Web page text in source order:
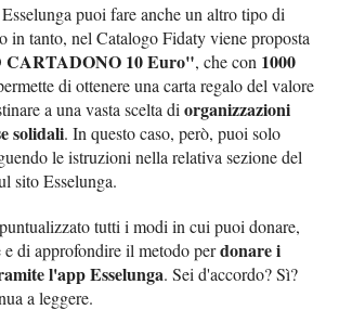
puoi fare anche un altro tipo di
in tanto, nel Catalogo Fidaty viene proposta
10 Euro", che con 1000
di ottenere una carta regalo del valore
a una vasta scelta diorganizzazioni
solidali. In questo caso, però, puoi solo
le istruzioni nella relativa sezione del
sito Esselunga.
tutti i modi in cui puoi donare,
e di approfondire il metodo perdonare i
l'app Esselunga. Sei d'accordo? Sì?
a leggere.